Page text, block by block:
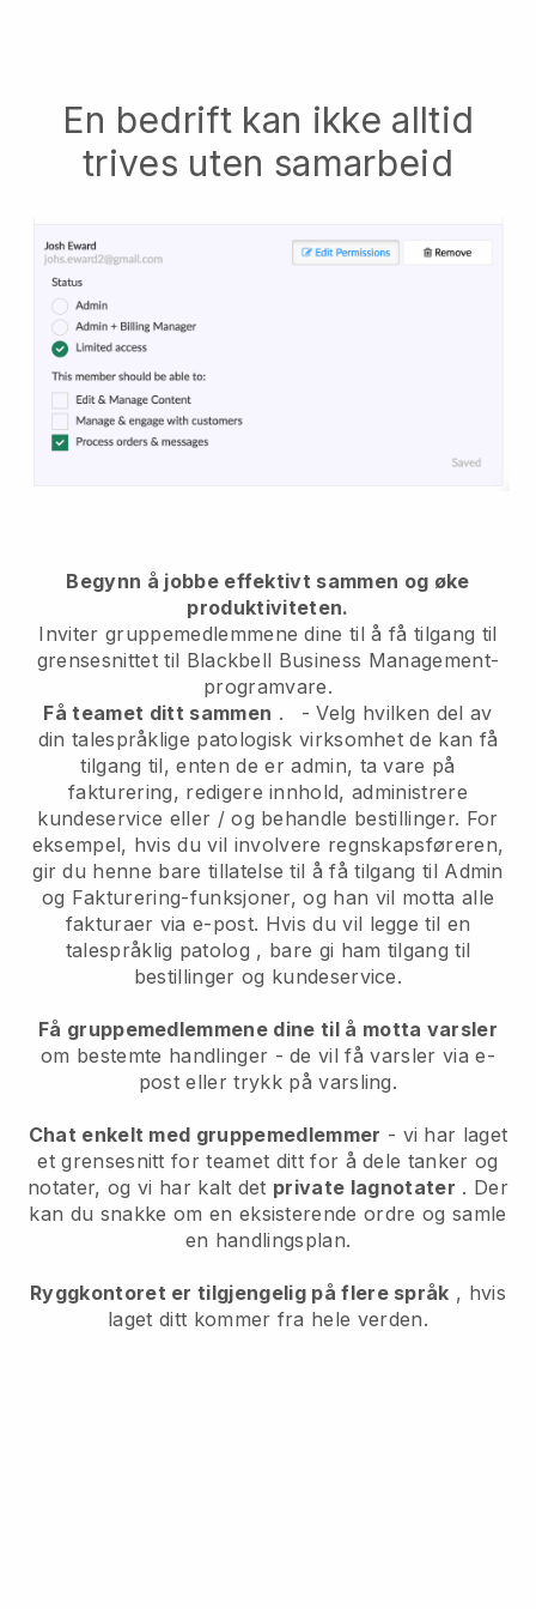
En bedrift kan ikke alltid
trives uten samarbeid
Begynn å jobbe effektivt sammen og øke
produktiviteten.
Inviter gruppemedlemmene dine til å få tilgang til
grensesnittet til Blackbell Business Management-
programvare.
Få teamet ditt sammen . -Velg hvilken del av
din talespråklige patologisk virksomhet de kan få
tilgang til, enten de er admin, ta vare på
fakturering, redigere innhold, administrere
kundeservice eller / og behandle bestillinger. For
eksempel, hvis du vil involvere regnskapsføreren,
gir du henne bare tillatelse til å få tilgang til Admin
og Fakturering-funksjoner, og han vil motta alle
fakturaer via e-post. Hvis du vil legge til en
talespråklig patolog , bare gi ham tilgang til
bestillinger og kundeservice.
Få gruppemedlemmene dine til å motta varsler
om bestemte handlinger - de vil få varsler via e-
post eller trykk på varsling.
Chat enkelt med gruppemedlemmer - vi har laget
et grensesnitt for teamet ditt for å dele tanker og
notater, og vi har kalt det private lagnotater . Der
kan du snakke om en eksisterende ordre og samle
en handlingsplan.
Ryggkontoret er tilgjengelig på flere språk , hvis
laget ditt kommer fra hele verden.